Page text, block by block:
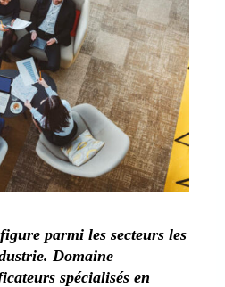
parmi les secteurs les
Domaine
spécialisés en